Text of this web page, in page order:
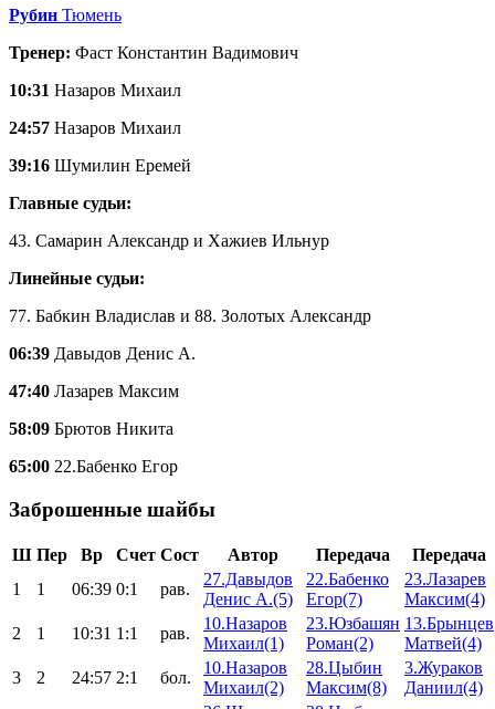
Рубин Тюмень
Тренер: Фаст Константин Вадимович
10:31 Назаров Михаил
24:57 Назаров Михаил
39:16 Шумилин Еремей
Главные судьи:
43. Самарин Александр и Хажиев Ильнур
Линейные судьи:
77. Бабкин Владислав и 88. Золотых Александр
06:39 Давыдов Денис А.
47:40 Лазарев Максим
58:09 Брютов Никита
65:00 22.Бабенко Егор
Заброшенные шайбы
Ш Пер Вр Счет Сост Автор Передача
Передача
1
1 06:39 0:1 рав.
27.Давыдов
Денис А.(5)
22.Бабенко
Егор(7)
23.Лазарев
Максим(4)
2
1 10:31 1:1 рав.
10.Назаров
Михаил(1)
23.Юзбашян
Роман(2)
13.Брынцев
Матвей(4)
3
2 24:57 2:1 бол.
10.Назаров
Михаил(2)
28.Цыбин
Максим(8)
3.Жураков
Даниил(4)